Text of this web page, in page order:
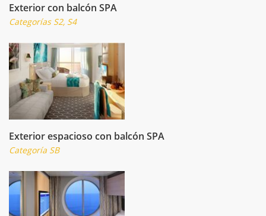
Exterior con balcón SPA
Categorías S2, S4
Exterior espacioso con balcón SPA
Categoría SB